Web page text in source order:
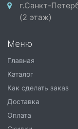
г.Санкт-
(2 этаж)
Меню
Главная
Каталог
Как сделать заказ
Доставка
Оплата